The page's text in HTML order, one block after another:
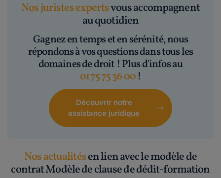
Nos juristes expertsvous accompagnent
au quotidien
Gagnez en temps et en sérénité, nous
répondons à vos questions dans tous les
domaines de droit ! Plus d'infos au
01 75 75 36 00 !
Découvrir notre
assistance juridique
Nos actualitésen lien avec le modèle de
contrat Modèle de clause de dédit-formation